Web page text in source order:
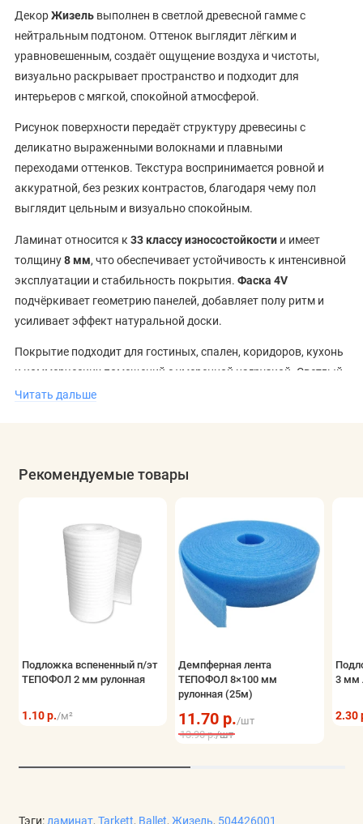
ДекорЖизель выполнен в светлой древесной гамме с
нейтральным подтоном. Оттенок выглядит лёгким и
уравновешенным, создаёт ощущение воздуха и чистоты,
визуально раскрывает пространство и подходит для
интерьеров с мягкой, спокойной атмосферой.
Рисунок поверхности передаёт структуру древесины с
деликатно выраженными волокнами и плавными
переходами оттенков. Текстура воспринимается ровной и
аккуратной, без резких контрастов, благодаря чему пол
выглядит цельным и визуально спокойным.
Ламинат относится к 33 классу износостойкости и имеет
толщину8 мм, что обеспечивает устойчивость к интенсивной
эксплуатации и стабильность покрытия. Фаска 4V
подчёркивает геометрию панелей, добавляет полу ритм и
усиливает эффект натуральной доски.
Покрытие подходит для гостиных, спален, коридоров, кухонь
и коммерческих помещений с умеренной нагрузкой. Светлый
декор гармонирует с мебелью светлых и натуральных тонов,
эстетики и практичности.
Читать дальше
Рекомендуемые товары
Подложка вспененный п/эт
ТЕПОФОЛ 2 мм рулонная
1.10 р./м²
Демпферная лента
ТЕПОФОЛ 8×100 мм
рулонная (25м)
11.70 р./шт
13.90 р./шт
3 мм
2.30
Тэги: ламинат, Tarkett, Ballet, Жизель, 504426001